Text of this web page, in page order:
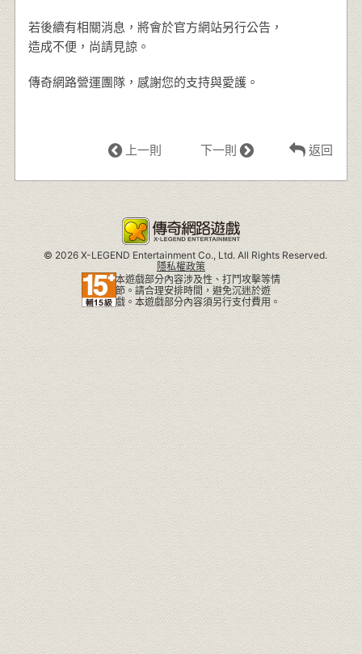
若後續有相關消息，將會於官方網站另行公告，
造成不便，尚請見諒。
傳奇網路營運團隊，感謝您的支持與愛護。
上一則 下一則 返回
© 2026 X-LEGEND Entertainment Co., Ltd. All Rights Reserved.
隱私權政策
本遊戲部分內容涉及性、打鬥攻擊等情
節。請合理安排時間，避免沉迷於遊
戲。本遊戲部分內容須另行支付費用。